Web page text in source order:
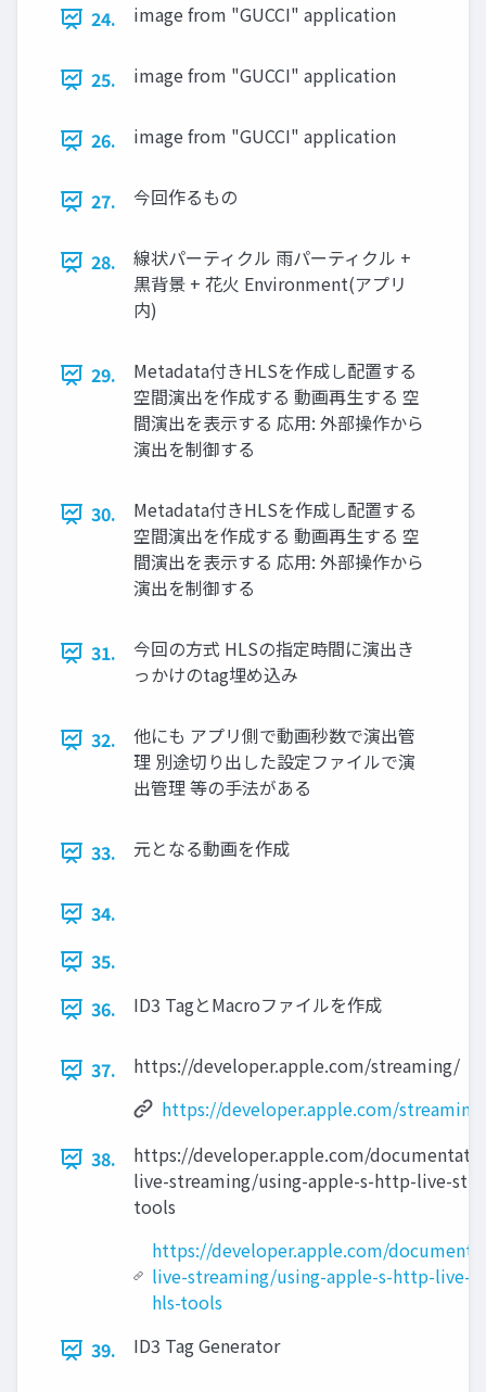
24. image from "GUCCI" application
25. image from "GUCCI" application
26. image from "GUCCI" application
27. 今回作るもの
28.
線状パーティクル 雨パーティクル +
黒背景 + 花火 Environment(アプリ
内)
29.
Metadata付きHLSを作成し配置する
空間演出を作成する 動画再生する 空
間演出を表示する 応用: 外部操作から
演出を制御する
30.
Metadata付きHLSを作成し配置する
空間演出を作成する 動画再生する 空
間演出を表示する 応用: 外部操作から
演出を制御する
31.
今回の方式 HLSの指定時間に演出き
っかけのtag埋め込み
32.
他にも アプリ側で動画秒数で演出管
理 別途切り出した設定ファイルで演
出管理 等の手法がある
33. 元となる動画を作成
34.
35.
36.
ID3 TagとMacroファイルを作成
37.
https://developer.apple.com/streaming/
https://developer.apple.com/
38.
https://developer.apple.com/
live-streaming/using-apple-s-http-live-
tools
https://developer.apple.com/
live-streaming/using-apple-s-http-live-
hls-tools
39.
ID3 Tag Generator